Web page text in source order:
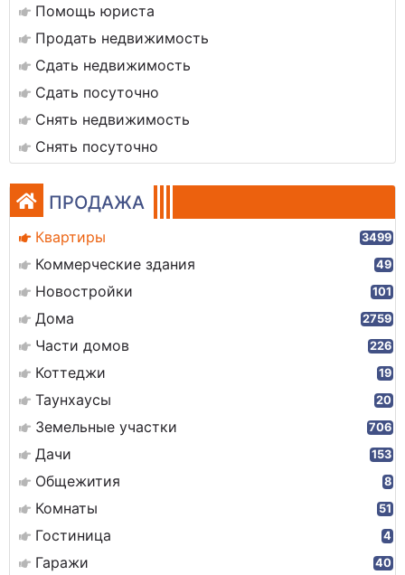
Помощь юриста
Продать недвижимость
Сдать недвижимость
Сдать посуточно
Снять недвижимость
Снять посуточно
ПРОДАЖА
Квартиры 3499
Коммерческие здания 49
Новостройки 101
Дома 2759
Части домов 226
Коттеджи 19
Таунхаусы 20
Земельные участки 706
Дачи 153
Общежития 8
Комнаты 51
Гостиница 4
Гаражи 40